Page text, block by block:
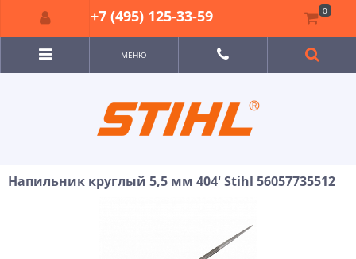
МЕНЮ
Напильник круглый 5,5 мм 404' Stihl 56057735512
+7 (495) 125-33-59 0